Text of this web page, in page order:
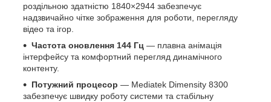
роздільною здатністю 1840×2944 забезпечує
надзвичайно чітке зображення для роботи, перегляду
відео та ігор.
Частота оновлення 144 Гц — плавна анімація
інтерфейсу та комфортний перегляд динамічного
контенту.
Потужний процесор — Mediatek Dimensity 8300
забезпечує швидку роботу системи та стабільну